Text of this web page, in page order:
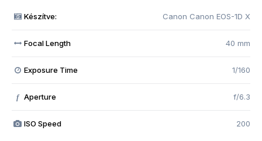
Készítve: Canon Canon EOS-1D X
Focal Length 40 mm
Exposure Time 1/160
f Aperture f/6.3
ISO Speed 200